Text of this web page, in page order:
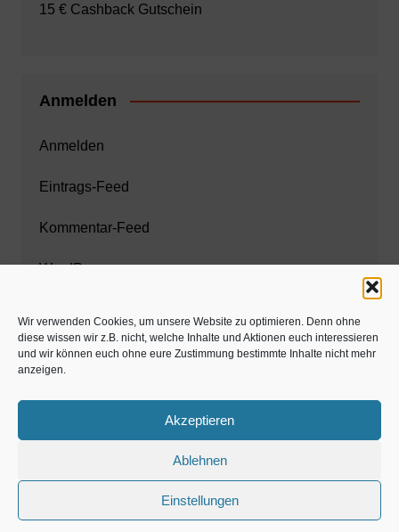
Wir verwenden Cookies, um unsere Website zu optimieren. Denn ohne
diese wissen wir z.B. nicht, welche Inhalte und Aktionen euch interessieren
und wir können euch ohne eure Zustimmung bestimmte Inhalte nicht mehr
anzeigen.
Akzeptieren
Ablehnen
Einstellungen
15 € Cashback Gutschein
Anmelden
Anmelden
Eintrags-Feed
Kommentar-Feed
WordPress.org
Zahnarzt München
www.estaregistrierung.org – ESTA
©familös - dieTestfamilie -